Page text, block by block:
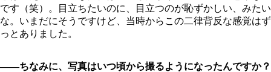
です（笑）。目立ちたいのに、目立つのが恥ずかしい、みたい
な。いまだにそうですけど、当時からこの二律背反な感覚はず
っとありました。
――ちなみに、写真はいつ頃から撮るようになったんですか？